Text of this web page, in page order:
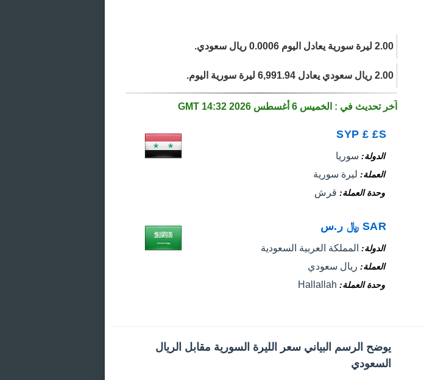
2.00 ليرة سورية يعادل اليوم 0.0006 ريال سعودي.
2.00 ريال سعودي يعادل 6,991.94 ليرة سورية اليوم.
آخر تحديث في : الخميس 6 أغسطس 2026 14:32 GMT
SYP £ £S
الدولة سوريا
العملة ليرة سورية
وحدة العملة قرش
SAR ﷼ ر.س
الدولة المملكة العربية السعودية
العملة ريال سعودي
وحدة العملة Hallallah
يوضح الرسم البياني سعر الليرة السورية مقابل الريال
السعودي